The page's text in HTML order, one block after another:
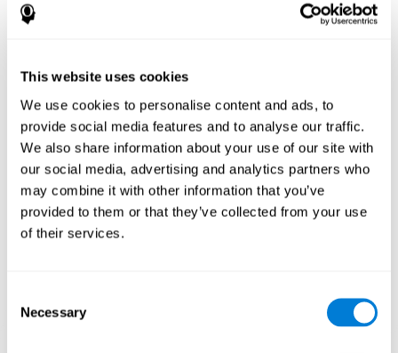
This website uses cookies
We use cookies to personalise content and ads, to
provide social media features and to analyse our traffic.
We also share information about your use of our site with
our social media, advertising and analytics partners who
may combine it with other information that you’ve
provided to them or that they’ve collected from your use
of their services.
Selection
Necessary
باندماج السرعة، قفز مزدوج وعقبات لتحدي مهاراتك المعرفية باستمرار.
عصبي متنوعي.
تنبيه المهارات المعرفية باستمرار قد يساعد في إنشاء تشابك عصبي
جديد، إعادة تنظيم الدوائر العصبية وتحسّن الوظائف التنفيذية. في اللعبة
"مغامرات الضفدع" الهدف هو تنشيط القدرات المتعلّقة بالتقدير والكبت.
الأسبوع الأوّل الأسبوع الثاني الأسبوع الثالث